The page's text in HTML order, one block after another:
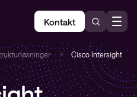
Kontakt
Cisco Intersight